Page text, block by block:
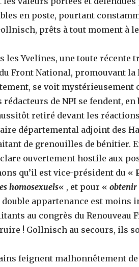
en poste, pourtant
prêts à tout moment à
les Yvelines, une toute récente
Front National, promouvant
se voit
de NPI se fendent,
retiré devant les
départemental adjoint des
de grenouilles de bénitier.
ouvertement hostile aux
qu’il est vice-président du «
homosexuels« , et pour «obtenir
appartenance est moins
au congrès du Renouveau
! Gollnisch au secours, ils
feignent malhonnêtement de